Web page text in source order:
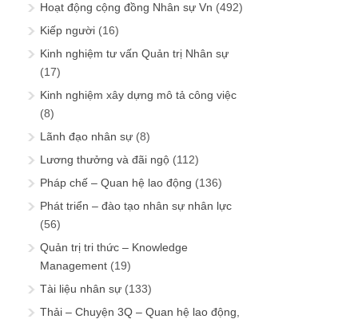
Hoạt động cộng đồng Nhân sự Vn (492)
Kiếp người (16)
Kinh nghiệm tư vấn Quản trị Nhân sự
(17)
Kinh nghiệm xây dựng mô tả công việc
(8)
Lãnh đạo nhân sự (8)
Lương thưởng và đãi ngộ (112)
Pháp chế – Quan hệ lao động (136)
Phát triển – đào tạo nhân sự nhân lực
(56)
Quản trị tri thức – Knowledge
Management (19)
Tài liệu nhân sự (133)
Thải – Chuyện 3Q – Quan hệ lao động,